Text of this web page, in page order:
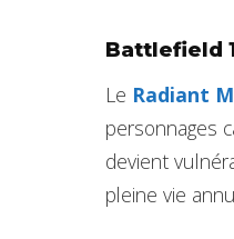
Battlefield
Le Radiant
personnages
devient
pleine vie